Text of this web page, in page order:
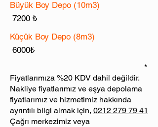
Büyük Boy Depo (10m3)
7200 ₺
Küçük Boy Depo (8m3)
6000₺
*
Fiyatlarımıza %20 KDV dahil değildir.
Nakliye fiyatlarımız ve eşya depolama
fiyatlarımız ve hizmetimiz hakkında
ayrıntılı bilgi almak için, 0212 279 79 41
Çağrı merkezimiz veya